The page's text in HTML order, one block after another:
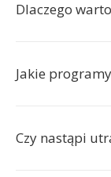
Dlaczego
Jakie
Czy nastąpi